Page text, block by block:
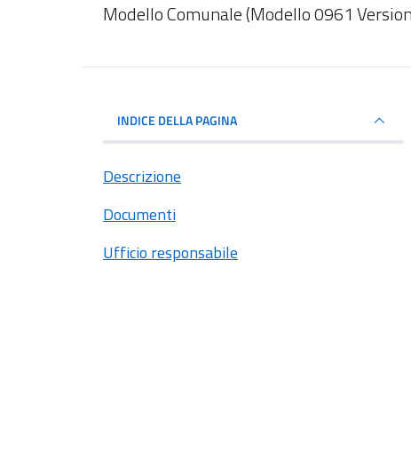
Dettagli del documento
Modello Comunale (Modello 0961
INDICE DELLA PAGINA
Descrizione
Documenti
Ufficio responsabile